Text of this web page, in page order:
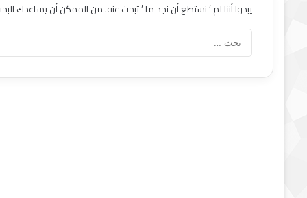
يبدوا أننا لم ’ نستطع أن نجد ما ’ تبحث عنه. من الممكن أن يساعدك